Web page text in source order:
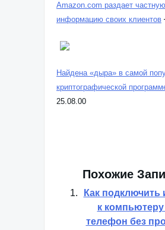
Amazon.com раздает частную
информацию своих клиентов
Найдена «дыра» в самой
криптографической
25.08.00
Похожие
Как подключить
к компьютеру
телефон без